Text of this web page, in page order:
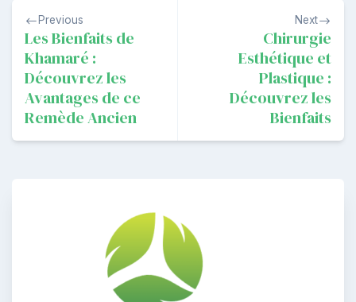
Navigation
de
l’article
Previous
Les Bienfaits de
Khamaré :
Découvrez les
Avantages de ce
Remède Ancien
Next
Chirurgie
Esthétique et
Plastique :
Découvrez les
Bienfaits